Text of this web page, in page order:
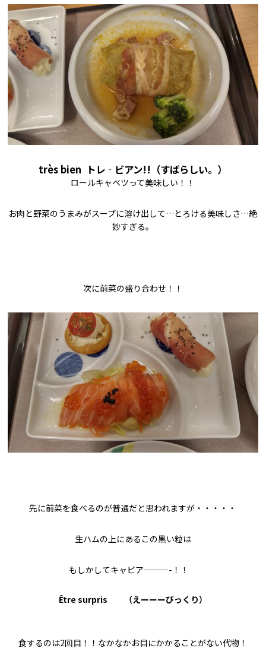
très bien トレ‐ビアン!!（すばらしい。）
ロールキャベツって美味しい！！
お肉と野菜のうまみがスープに溶け出して…とろける美味しさ…絶
妙すぎる。
次に前菜の盛り合わせ！！
先に前菜を食べるのが普通だと思われますが・・・・・
生ハムの上にあるこの黒い粒は
もしかしてキャビア———-！！
Être surpris （えーーーびっくり）
食するのは2回目！！なかなかお目にかかることがない代物！